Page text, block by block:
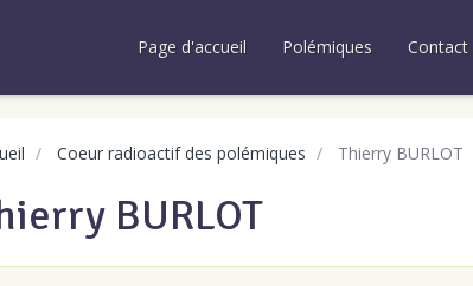
Page d'accueil Polémiques Contact
Coeur radioactif des polémiques Thierry BURLOT
BURLOT